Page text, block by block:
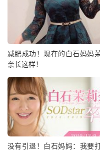
减肥成功！现在的白石妈妈
奈长这样！
没有引退！白石妈妈：我要